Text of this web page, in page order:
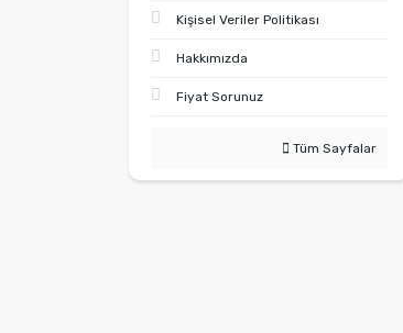
Kişisel Veriler Politikası
Hakkımızda
Fiyat Sorunuz
Tüm Sayfalar